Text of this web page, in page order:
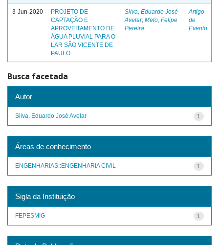
3-Jun-2020
PROJETO DE
CAPTAÇÃO E
APROVEITAMENTO DE
ÁGUA PLUVIAL PARA O
LAR SÃO VICENTE DE
PAULO
Silva, Eduardo José
Avelar; Melo, Felipe
Pereira
Artigo
de
Evento
Busca facetada
Autor
1
Silva, Eduardo José Avelar
Áreas de conhecimento
1
ENGENHARIAS::ENGENHARIA CIVIL
Sigla da Instituição
1
FEPESMIG